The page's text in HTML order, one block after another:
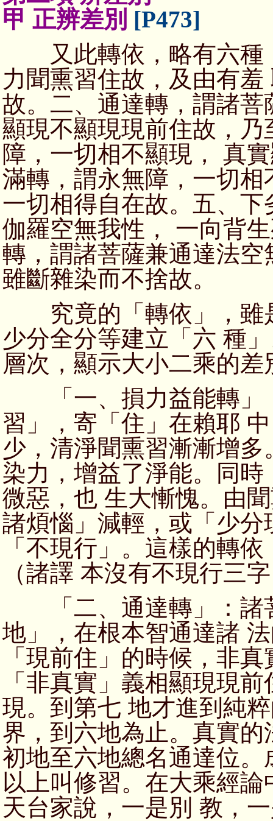
甲 正辨差別 [P473]
又此轉依，略有六種
力聞熏習住故，及由有
故。二、通達轉，謂諸
顯現不顯現現前住故，
障，一切相不顯現， 真
滿轉，謂永無障，一切
一切相得自在故。五、
伽羅空無我性， 一向背
轉，謂諸菩薩兼通達法
雖斷雜染而不捨故。
究竟的「轉依」，雖
少分全分等建立「六 種
層次，顯示大小二乘的差
「一、損力益能轉」
習」，寄「住」在賴耶
少，清淨聞熏習漸漸增
染力，增益了淨能。同
微惡，也 生大慚愧。由
諸煩惱」減輕，或「少
「不現行」。這樣的轉
（諸譯 本沒有不現行三
「二、通達轉」：諸
地」，在根本智通達諸
「現前住」的時候，非
「非真實」義相顯現現
現。到第七 地才進到純
界，到六地為止。真實
初地至六地總名通達位
以上叫修習。在大乘經
天台家說，一是別 教，